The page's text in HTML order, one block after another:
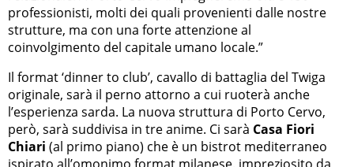
professionisti, molti dei quali provenienti dalle nostre
strutture, ma con una forte attenzione al
coinvolgimento del capitale umano locale.”
Il format ‘dinner to club’, cavallo di battaglia del Twiga
originale, sarà il perno attorno a cui ruoterà anche
l’esperienza sarda. La nuova struttura di Porto Cervo,
però, sarà suddivisa in tre anime. Ci sarà Casa Fiori
Chiari (al primo piano) che è un bistrot mediterraneo